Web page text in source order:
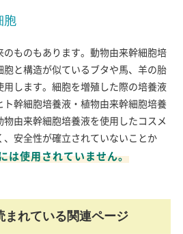
胞
ものもあります。動物由来幹細胞培
と構造が似ているブタや馬、羊の胎
します。細胞を増殖した際の培養液
幹細胞培養液・植物由来幹細胞培養
由来幹細胞培養液を使用したコスメ
安全性が確立されていないことか
は使用されていません。
まれている関連ページ